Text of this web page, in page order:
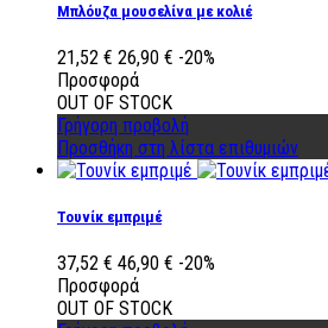
Μπλόυζα μουσελίνα με κολιέ
21,52 € 26,90 € -20%
Προσφορά
OUT OF STOCK
Γρήγορη προβολή
Προσθήκη στη λίστα επιθυμιών
Τουνίκ εμπριμέ
37,52 € 46,90 € -20%
Προσφορά
OUT OF STOCK